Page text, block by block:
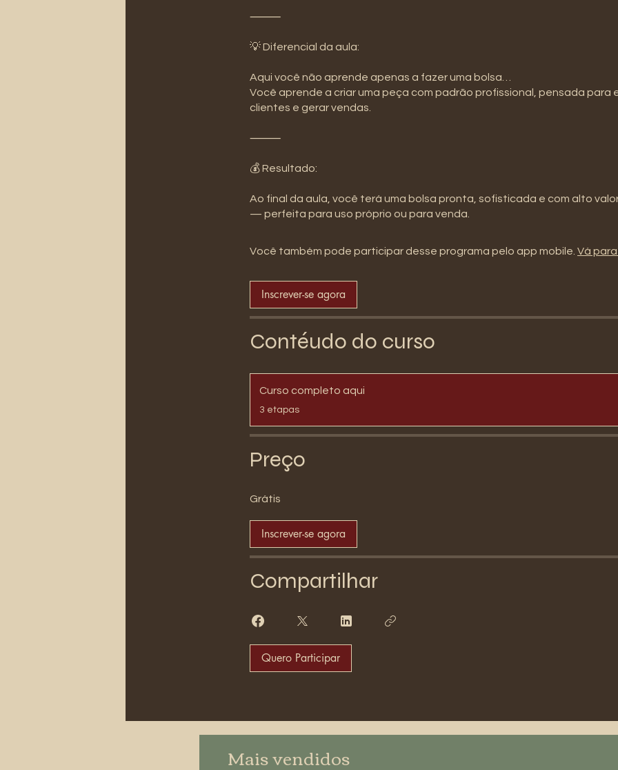
⸻
💡 Diferencial da aula:
Aqui você não aprende apenas a fazer uma bolsa…
Você aprende a criar uma peça com padrão profissional, pensada para
clientes e gerar vendas.
⸻
💰 Resultado:
Ao final da aula, você terá uma bolsa pronta, sofisticada e com alto
— perfeita para uso próprio ou para venda.
Você também pode participar desse programa pelo app mobile. Vá
Inscrever-se agora
Contéudo do curso
Curso completo aqui
.3 etapas
Preço
Grátis
Inscrever-se agora
Compartilhar
Quero Participar
Mais vendidos